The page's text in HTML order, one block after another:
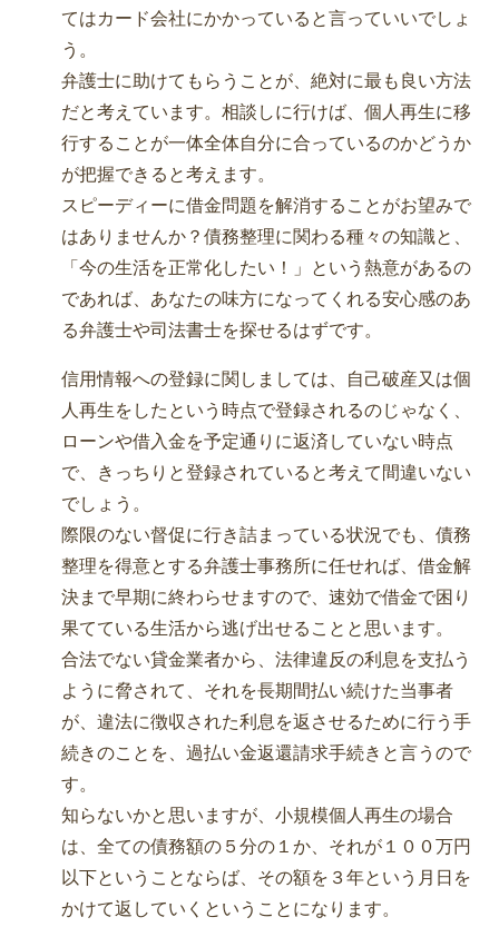
てはカード会社にかかっていると言っていいでしょ
う。
弁護士に助けてもらうことが、絶対に最も良い方法
だと考えています。相談しに行けば、個人再生に移
行することが一体全体自分に合っているのかどうか
が把握できると考えます。
スピーディーに借金問題を解消することがお望みで
はありませんか？債務整理に関わる種々の知識と、
「今の生活を正常化したい！」という熱意があるの
であれば、あなたの味方になってくれる安心感のあ
る弁護士や司法書士を探せるはずです。
信用情報への登録に関しましては、自己破産又は個
人再生をしたという時点で登録されるのじゃなく、
ローンや借入金を予定通りに返済していない時点
で、きっちりと登録されていると考えて間違いない
でしょう。
際限のない督促に行き詰まっている状況でも、債務
整理を得意とする弁護士事務所に任せれば、借金解
決まで早期に終わらせますので、速効で借金で困り
果てている生活から逃げ出せることと思います。
合法でない貸金業者から、法律違反の利息を支払う
ように脅されて、それを長期間払い続けた当事者
が、違法に徴収された利息を返させるために行う手
続きのことを、過払い金返還請求手続きと言うので
す。
知らないかと思いますが、小規模個人再生の場合
は、全ての債務額の５分の１か、それが１００万円
以下ということならば、その額を３年という月日を
かけて返していくということになります。